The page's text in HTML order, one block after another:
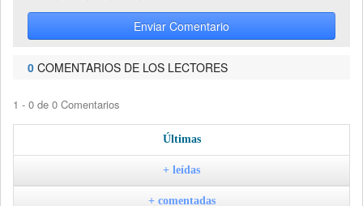
Enviar Comentario
0 COMENTARIOS DE LOS LECTORES
1 - 0 de 0 Comentarios
Últimas
+ leídas
+ comentadas